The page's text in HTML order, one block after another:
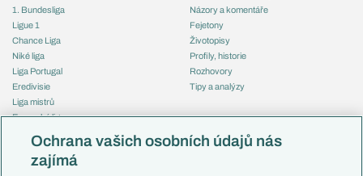
1. Bundesliga
Ligue 1
Chance Liga
Niké liga
Liga Portugal
Eredivisie
Liga mistrů
Evropská liga
Mistrovství světa
Liga národů
Názory a komentáře
Fejetony
Životopisy
Profily, historie
Rozhovory
Tipy a analýzy
Česko
Ochrana vašich osobních údajů nás
zajímá